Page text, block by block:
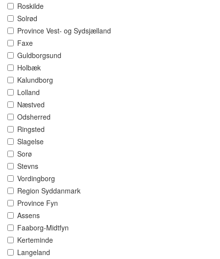
Roskilde
Solrød
Province Vest- og Sydsjælland
Faxe
Guldborgsund
Holbæk
Kalundborg
Lolland
Næstved
Odsherred
Ringsted
Slagelse
Sorø
Stevns
Vordingborg
Region Syddanmark
Province Fyn
Assens
Faaborg-Midtfyn
Kerteminde
Langeland